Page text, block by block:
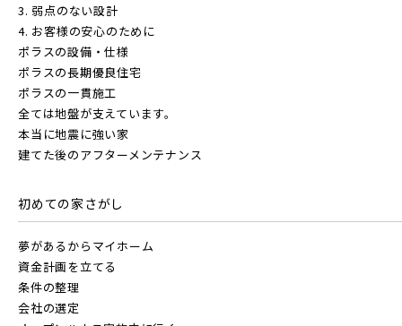
3. 弱点のない設計
4. お客様の安心のために
ポラスの設備・仕様
ポラスの長期優良住宅
ポラスの一貫施工
全ては地盤が支えています。
本当に地震に強い家
建てた後のアフターメンテナンス
初めての家さがし
夢があるからマイホーム
資金計画を立てる
条件の整理
会社の選定